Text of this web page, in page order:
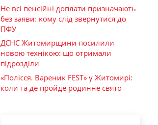
Не всі пенсійні доплати призначають
без заяви: кому слід звернутися до
ПФУ
ДСНС Житомирщини посилили
новою технікою: що отримали
підрозділи
«Полісся. Вареник FEST» у Житомирі:
коли та де пройде родинне свято